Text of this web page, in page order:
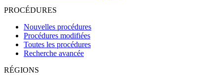
PROCÉDURES
Nouvelles procédures
Procédures modifiées
Toutes les procédures
Recherche avancée
RÉGIONS